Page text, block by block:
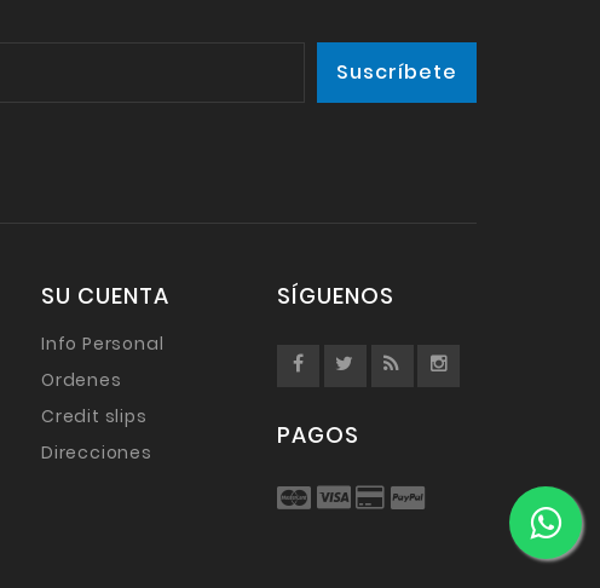
SU CUENTA
Info Personal
Ordenes
Credit slips
Direcciones
SÍGUENOS
PAGOS